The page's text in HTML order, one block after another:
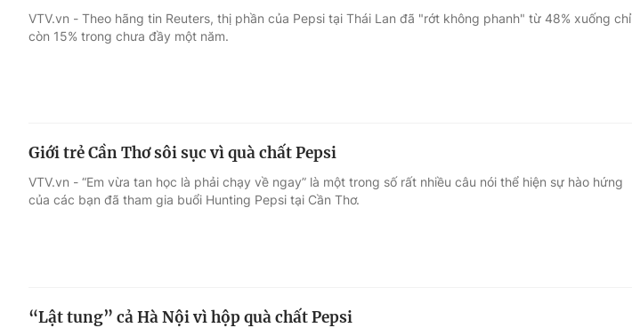
Âm nhạc
Sao
Làm đẹp
Học trực tuyến
VTV.vn - Theo hãng tin Reuters, thị phần của Pepsi tại Thái Lan đã "rớt không phanh" từ 48% xuống chỉ
còn 15% trong chưa đầy một năm.
Giới trẻ Cần Thơ sôi sục vì quà chất Pepsi
VTV.vn - “Em vừa tan học là phải chạy về ngay” là một trong số rất nhiều câu nói thể hiện sự hào hứng
của các bạn đã tham gia buổi Hunting Pepsi tại Cần Thơ.
“Lật tung” cả Hà Nội vì hộp quà chất Pepsi